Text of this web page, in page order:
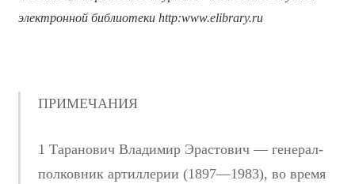
электронной библиотеки http:www.elibrary.ru
ПРИМЕЧАНИЯ
1 Таранович Владимир Эрастович — генерал-
полковник артиллерии (1897—1983), во время